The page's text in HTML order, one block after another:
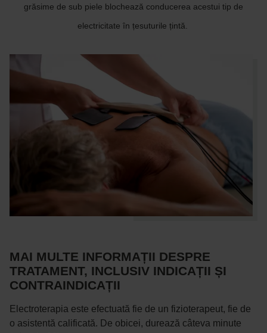
grăsime de sub piele blochează conducerea acestui tip de
electricitate în țesuturile țintă.
MAI MULTE INFORMAȚII DESPRE
TRATAMENT, INCLUSIV INDICAȚII ȘI
CONTRAINDICAȚII
Electroterapia este efectuată fie de un fizioterapeut, fie de
o asistentă calificată. De obicei, durează câteva minute